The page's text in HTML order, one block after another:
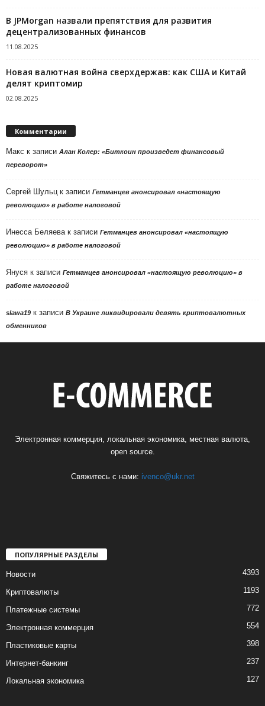
В JPMorgan назвали препятствия для развития
децентрализованных финансов
11.08.2025
Новая валютная война сверхдержав: как США и Китай
делят криптомир
02.08.2025
Комментарии
Макс к записи Алан Колер: «Биткоин произведет финансовый
переворот»
Сергей Шульц к записи Гетманцев анонсировал «настоящую
революцию» в работе налоговой
Инесса Беляева к записи Гетманцев анонсировал «настоящую
революцию» в работе налоговой
Януся к записи Гетманцев анонсировал «настоящую революцию» в
работе налоговой
slawa19 к записи В Украине ликвидировали девять криптовалютных
обменников
Электронная коммерция, локальная экономика, местная валюта,
open source.
Свяжитесь с нами: ivenco@ukr.net
ПОПУЛЯРНЫЕ РАЗДЕЛЫ
Новости 4393
Криптовалюты 1193
Платежные системы 772
Электронная коммерция 554
Пластиковые карты 398
Интернет-банкинг 237
Локальная экономика 127